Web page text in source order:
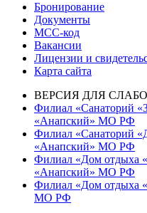
Бронирование
Документы
МСС-код
Вакансии
Лицензии и
Карта сайта
ВЕРСИЯ ДЛЯ
Филиал «Санаторий
«Анапский» МО РФ
Филиал «Санаторий
«Анапский» МО РФ
Филиал «Дом отдыха
«Анапский» МО РФ
Филиал «Дом отдыха
МО РФ